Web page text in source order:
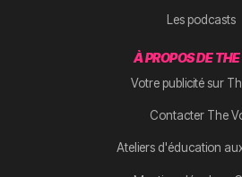
Les podcasts
À PROPOS DE
Votre publicité sur
Contacter The
Ateliers d'éducation